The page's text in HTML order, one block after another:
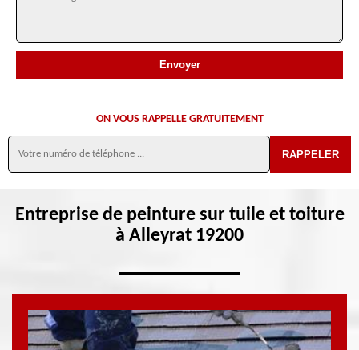
ON VOUS RAPPELLE GRATUITEMENT
Entreprise de peinture sur tuile et toiture
à Alleyrat 19200